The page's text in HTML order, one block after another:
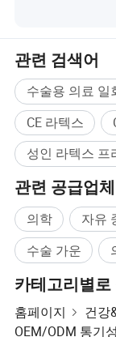
인증
공장
관련 검색어
수술용 의료 일
CE 라텍스
성인 라텍스 프
관련 공급업체
의학 자유
수술 가운
카테고리별로
홈페이지 건강
OEM/ODM 통기